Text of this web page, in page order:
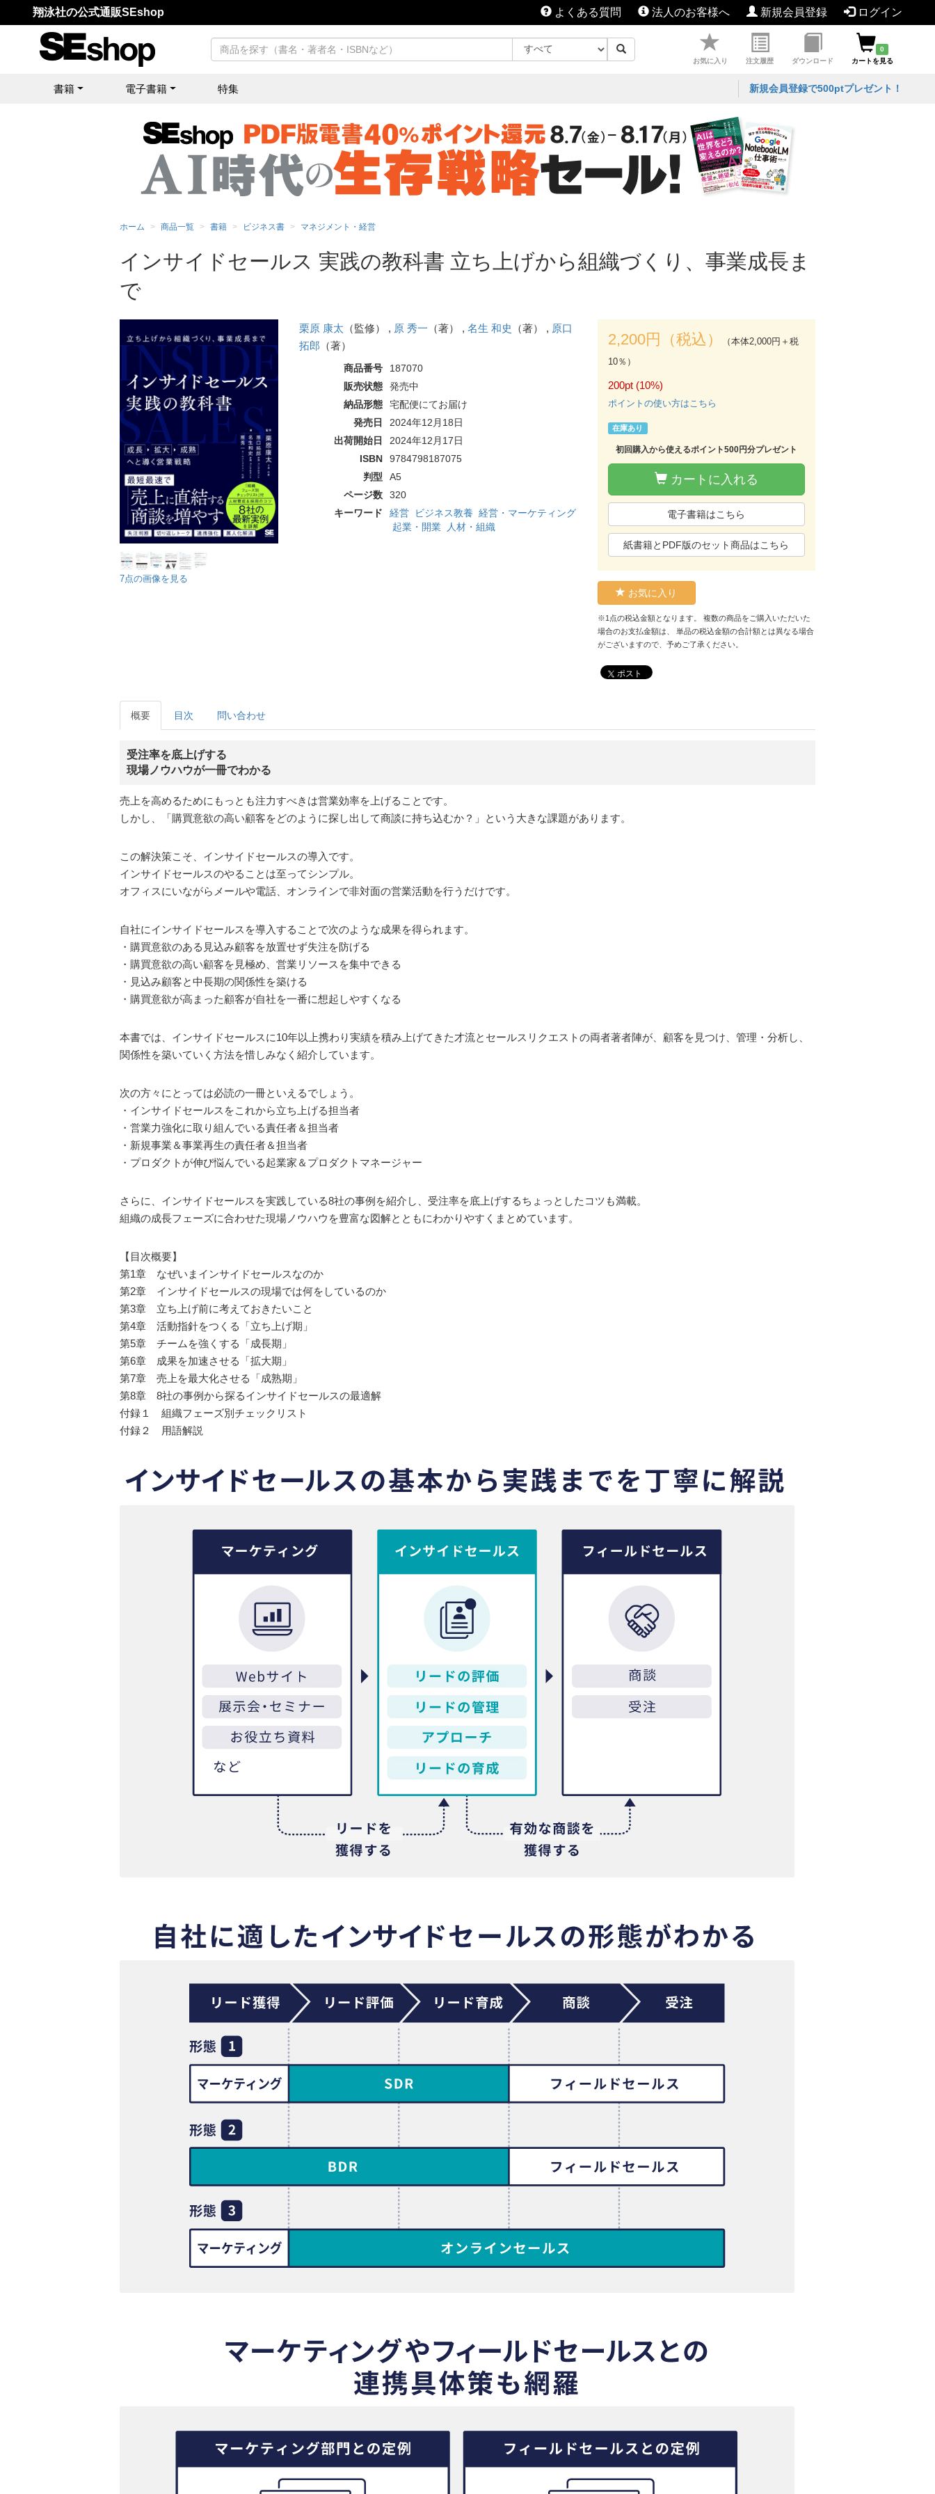
翔泳社の公式通販SEshop よくある質問 法人のお客様へ 新規会員登録 ログイン
お気に入り 注文履歴 ダウンロード
0
カートを見る
書籍 電子書籍 特集 新規会員登録で500ptプレゼント！
ホーム 商品一覧 書籍 ビジネス書 マネジメント・経営
インサイドセールス 実践の教科書 立ち上げから組織づくり、事業成長ま
で
7点の画像を見る
栗原 康太 （監修） , 原 秀一 （著） , 名生 和史 （著） , 原口
拓郎 （著）
商品番号
187070
販売状態
発売中
納品形態
宅配便にてお届け
発売日
2024年12月18日
出荷開始日
2024年12月17日
ISBN
9784798187075
判型
A5
ページ数
320
キーワード
経営 ビジネス教養 経営・マーケティング
起業・開業
人材・組織
2,200円（税込）
（本体2,000円＋税
10％）
200pt (10%)
ポイントの使い方はこちら
在庫あり
初回購入から使えるポイント500円分プレゼント
カートに入れる
電子書籍はこちら
紙書籍とPDF版のセット商品はこちら
お気に入り
※1点の税込金額となります。 複数の商品をご購入いただいた
場合のお支払金額は、 単品の税込金額の合計額とは異なる場合
がございますので、予めご了承ください。
ポスト
概要 目次 問い合わせ
受注率を底上げする
現場ノウハウが一冊でわかる
売上を高めるためにもっとも注力すべきは営業効率を上げることです。
しかし、「購買意欲の高い顧客をどのように探し出して商談に持ち込むか？」という大きな課題があります。
この解決策こそ、インサイドセールスの導入です。
インサイドセールスのやることは至ってシンプル。
オフィスにいながらメールや電話、オンラインで非対面の営業活動を行うだけです。
自社にインサイドセールスを導入することで次のような成果を得られます。
・購買意欲のある見込み顧客を放置せず失注を防げる
・購買意欲の高い顧客を見極め、営業リソースを集中できる
・見込み顧客と中長期の関係性を築ける
・購買意欲が高まった顧客が自社を一番に想起しやすくなる
本書では、インサイドセールスに10年以上携わり実績を積み上げてきた才流とセールスリクエストの両者著者陣が、顧客を見つけ、管理・分析し、
関係性を築いていく方法を惜しみなく紹介しています。
次の方々にとっては必読の一冊といえるでしょう。
・インサイドセールスをこれから立ち上げる担当者
・営業力強化に取り組んでいる責任者＆担当者
・新規事業＆事業再生の責任者＆担当者
・プロダクトが伸び悩んでいる起業家＆プロダクトマネージャー
さらに、インサイドセールスを実践している8社の事例を紹介し、受注率を底上げするちょっとしたコツも満載。
組織の成長フェーズに合わせた現場ノウハウを豊富な図解とともにわかりやすくまとめています。
【目次概要】
第1章 なぜいまインサイドセールスなのか
第2章 インサイドセールスの現場では何をしているのか
第3章 立ち上げ前に考えておきたいこと
第4章 活動指針をつくる「立ち上げ期」
第5章 チームを強くする「成長期」
第6章 成果を加速させる「拡大期」
第7章 売上を最大化させる「成熟期」
第8章 8社の事例から探るインサイドセールスの最適解
付録１ 組織フェーズ別チェックリスト
付録２ 用語解説